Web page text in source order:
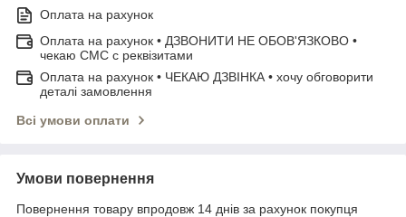
Оплата на рахунок
Оплата на рахунок • ДЗВОНИТИ НЕ ОБОВ'ЯЗКОВО •
чекаю СМС с реквізитами
Оплата на рахунок • ЧЕКАЮ ДЗВІНКА • хочу обговорити
деталі замовлення
Всі умови оплати
Умови повернення
Повернення товару впродовж 14 днів за рахунок покупця